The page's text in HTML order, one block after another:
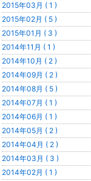
2015年03月 ( 1 )
2015年02月 ( 5 )
2015年01月 ( 3 )
2014年11月 ( 1 )
2014年10月 ( 2 )
2014年09月 ( 2 )
2014年08月 ( 5 )
2014年07月 ( 1 )
2014年06月 ( 1 )
2014年05月 ( 2 )
2014年04月 ( 2 )
2014年03月 ( 3 )
2014年02月 ( 1 )